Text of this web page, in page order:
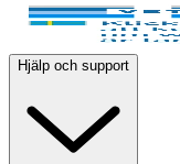
Hjälp och support